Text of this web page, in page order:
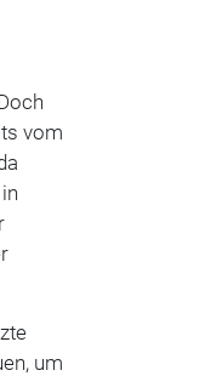
vom
um